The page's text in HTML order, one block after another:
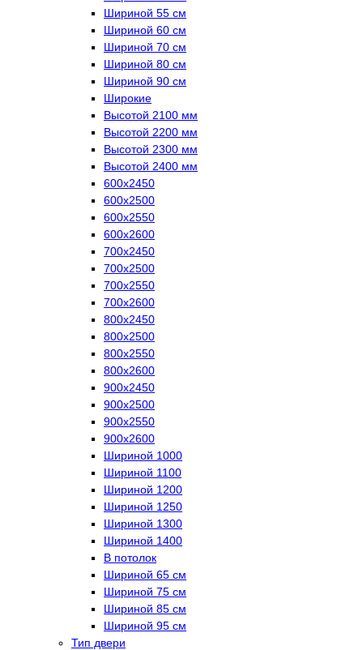
Шириной 55 см
Шириной 60 см
Шириной 70 см
Шириной 80 см
Шириной 90 см
Широкие
Высотой 2100 мм
Высотой 2200 мм
Высотой 2300 мм
Высотой 2400 мм
600х2450
600х2500
600х2550
600х2600
700х2450
700х2500
700х2550
700х2600
800х2450
800х2500
800х2550
800х2600
900х2450
900х2500
900х2550
900х2600
Шириной 1000
Шириной 1100
Шириной 1200
Шириной 1250
Шириной 1300
Шириной 1400
В потолок
Шириной 65 см
Шириной 75 см
Шириной 85 см
Шириной 95 см
Тип двери